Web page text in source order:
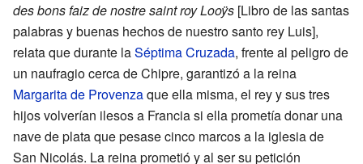
des bons faiz de nostre saint roy Looÿs [Libro de las santas
palabras y buenas hechos de nuestro santo rey Luis],
relata que durante laSéptima Cruzada, frente al peligro de
un naufragio cerca de Chipre, garantizó a la reina
Margarita de Provenzaque ella misma, el rey y sus tres
hijos volverían ilesos a Francia si ella prometía donar una
nave de plata que pesase cinco marcos a la iglesia de
San Nicolás. La reina prometió y al ser su petición